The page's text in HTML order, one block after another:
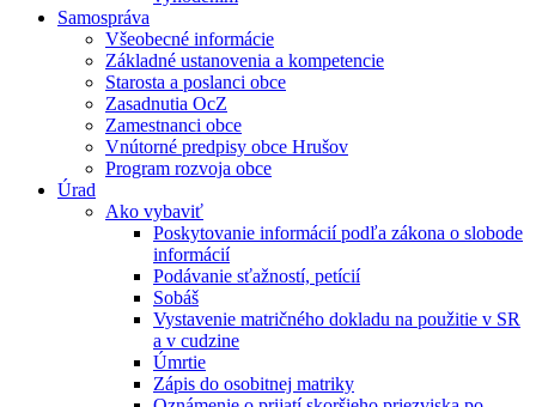
Samospráva
Všeobecné informácie
Základné ustanovenia a kompetencie
Starosta a poslanci obce
Zasadnutia OcZ
Zamestnanci obce
Vnútorné predpisy obce Hrušov
Program rozvoja obce
Úrad
Ako vybaviť
Poskytovanie informácií podľa zákona o slobode
informácií
Podávanie sťažností, petícií
Sobáš
Vystavenie matričného dokladu na použitie v SR
a v cudzine
Úmrtie
Zápis do osobitnej matriky